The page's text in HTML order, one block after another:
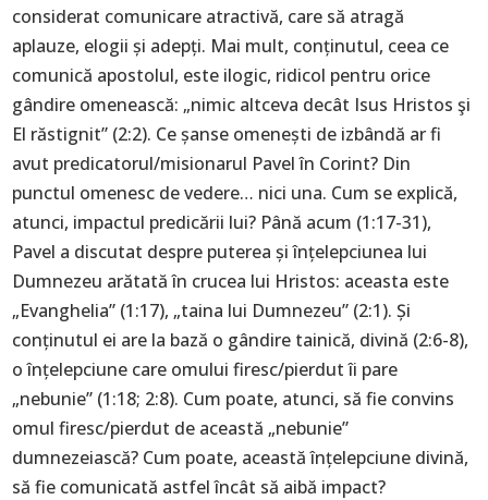
considerat comunicare atractivă, care să atragă
aplauze, elogii și adepți. Mai mult, conținutul, ceea ce
comunică apostolul, este ilogic, ridicol pentru orice
gândire omenească: „nimic altceva decât Isus Hristos şi
El răstignit” (2:2). Ce șanse omenești de izbândă ar fi
avut predicatorul/misionarul Pavel în Corint? Din
punctul omenesc de vedere… nici una. Cum se explică,
atunci, impactul predicării lui? Până acum (1:17-31),
Pavel a discutat despre puterea și înțelepciunea lui
Dumnezeu arătată în crucea lui Hristos: aceasta este
„Evanghelia” (1:17), „taina lui Dumnezeu” (2:1). Și
conținutul ei are la bază o gândire tainică, divină (2:6-8),
o înțelepciune care omului firesc/pierdut îi pare
„nebunie” (1:18; 2:8). Cum poate, atunci, să fie convins
omul firesc/pierdut de această „nebunie”
dumnezeiască? Cum poate, această înțelepciune divină,
să fie comunicată astfel încât să aibă impact?